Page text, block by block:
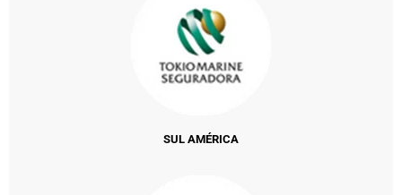
SUL AMÉRICA